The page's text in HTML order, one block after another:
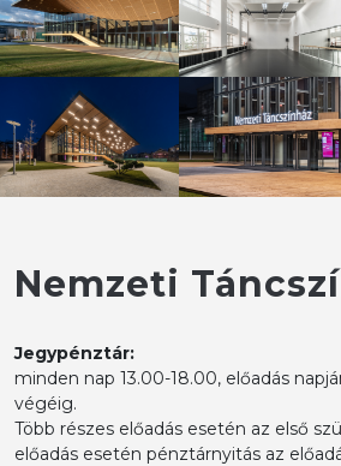
Nemzeti
Jegypénztár:
minden nap 13.00-18.00, előadás
végéig.
Több részes előadás esetén az első
előadás esetén pénztárnyitás az